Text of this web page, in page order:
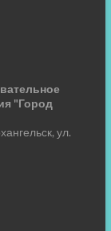
"Город
ул.